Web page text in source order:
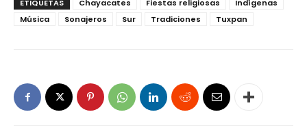
ETIQUETAS Chayacates Fiestas religiosas
Indígenas
Música
Sonajeros Sur Tradiciones Tuxpan